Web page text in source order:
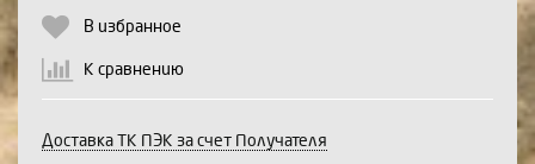
В избранное
К сравнению
Доставка ТК ПЭК за счет Получателя